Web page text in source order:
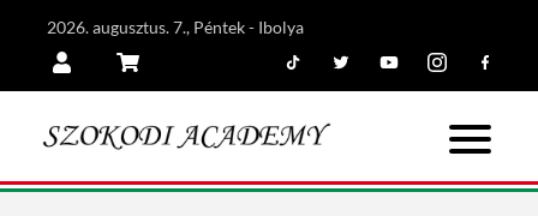
2026. augusztus. 7., Péntek - Ibolya